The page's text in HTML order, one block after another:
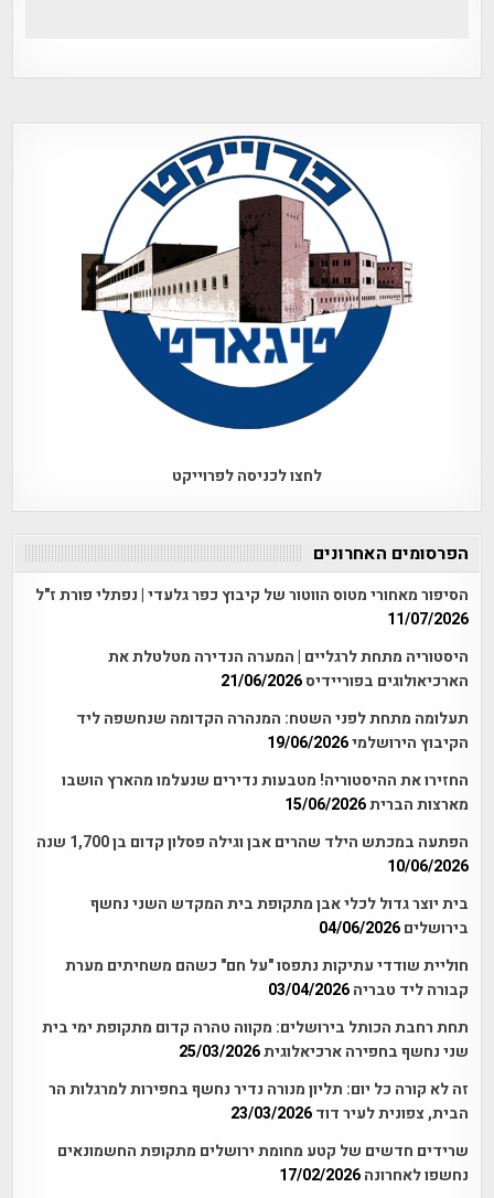
לחצו לכניסה לפרוייקט
הפרסומים האחרונים
הסיפור מאחורי מטוס הווטור של קיבוץ כפר גלעדי | נפתלי פורת ז"ל
11/07/2026
היסטוריה מתחת לרגליים | המערה הנדירה מטלטלת את
הארכיאולוגים בפוריידיס21/06/2026
תעלומה מתחת לפני השטח: המנהרה הקדומה שנחשפה ליד
הקיבוץ הירושלמי19/06/2026
החזירו את ההיסטוריה! מטבעות נדירים שנעלמו מהארץ הושבו
מארצות הברית15/06/2026
הפתעה במכתש הילד שהרים אבן וגילה פסלון קדום בן 1,700 שנה
10/06/2026
בית יוצר גדול לכלי אבן מתקופת בית המקדש השני נחשף
בירושלים 04/06/2026
חוליית שודדי עתיקות נתפסו "על חם" כשהם משחיתים מערת
קבורה ליד טבריה 03/04/2026
תחת רחבת הכותל בירושלים: מקווה טהרה קדום מתקופת ימי בית
שני נחשף בחפירה ארכיאלוגית25/03/2026
זה לא קורה כל יום: תליון מנורה נדיר נחשף בחפירות למרגלות הר
הבית, צפונית לעיר דוד 23/03/2026
שרידים חדשים של קטע מחומת ירושלים מתקופת החשמונאים
נחשפו לאחרונה 17/02/2026